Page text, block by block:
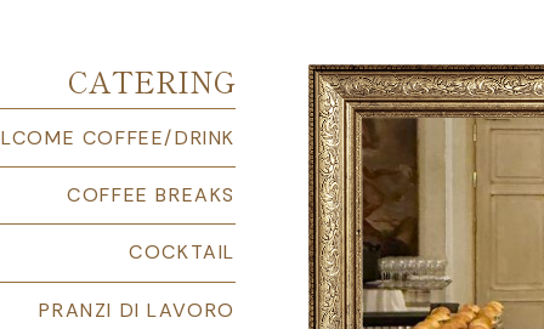
CATERING
COFFEE/DRINK
COFFEE BREAKS
COCKTAIL
PRANZI DI LAVORO